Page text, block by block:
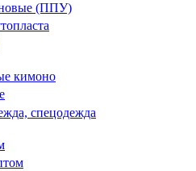
(ППУ)
кимоно
спецодежда